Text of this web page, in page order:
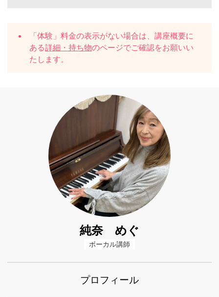
「体験」料金の表示がない場合は、講座概要に
ある詳細・持ち物のページでご確認をお願いい
たします。
純奈 めぐ
ボーカル講師
プロフィール